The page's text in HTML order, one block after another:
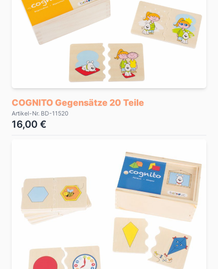
COGNITO Gegensätze 20 Teile
Artikel-Nr. BD-11520
16,00 €